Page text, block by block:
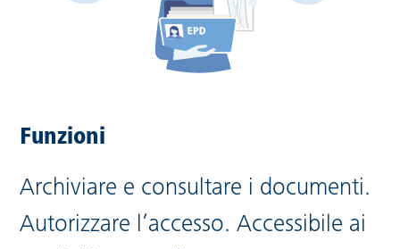
Funzioni
Archiviare e consultare i documenti.
Autorizzare l’accesso. Accessibile ai